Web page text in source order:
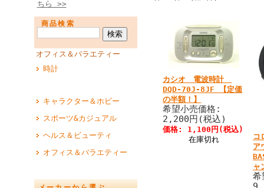
ちら >>
商品検索
オフィス＆バラエティー
時計
キャラクター＆ホビー
スポーツ&カジュアル
ヘルス＆ビューティ
オフィス＆バラエティー
カシオ 電波時計
DQD-70J-8JF 【定価
の半額！】
希望小売価格:
2,200円(税込)
価格: 1,100円(税込)
在庫切れ
コ
ア
ャ